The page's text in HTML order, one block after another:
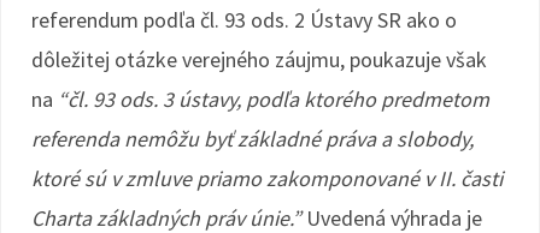
referendum podľa čl. 93 ods. 2 Ústavy SR ako o
dôležitej otázke verejného záujmu, poukazuje však
na “čl. 93 ods. 3 ústavy, podľa ktorého predmetom
referenda nemôžu byť základné práva a slobody,
ktoré sú v zmluve priamo zakomponované v II. časti
Charta základných práv únie.”Uvedená výhrada je